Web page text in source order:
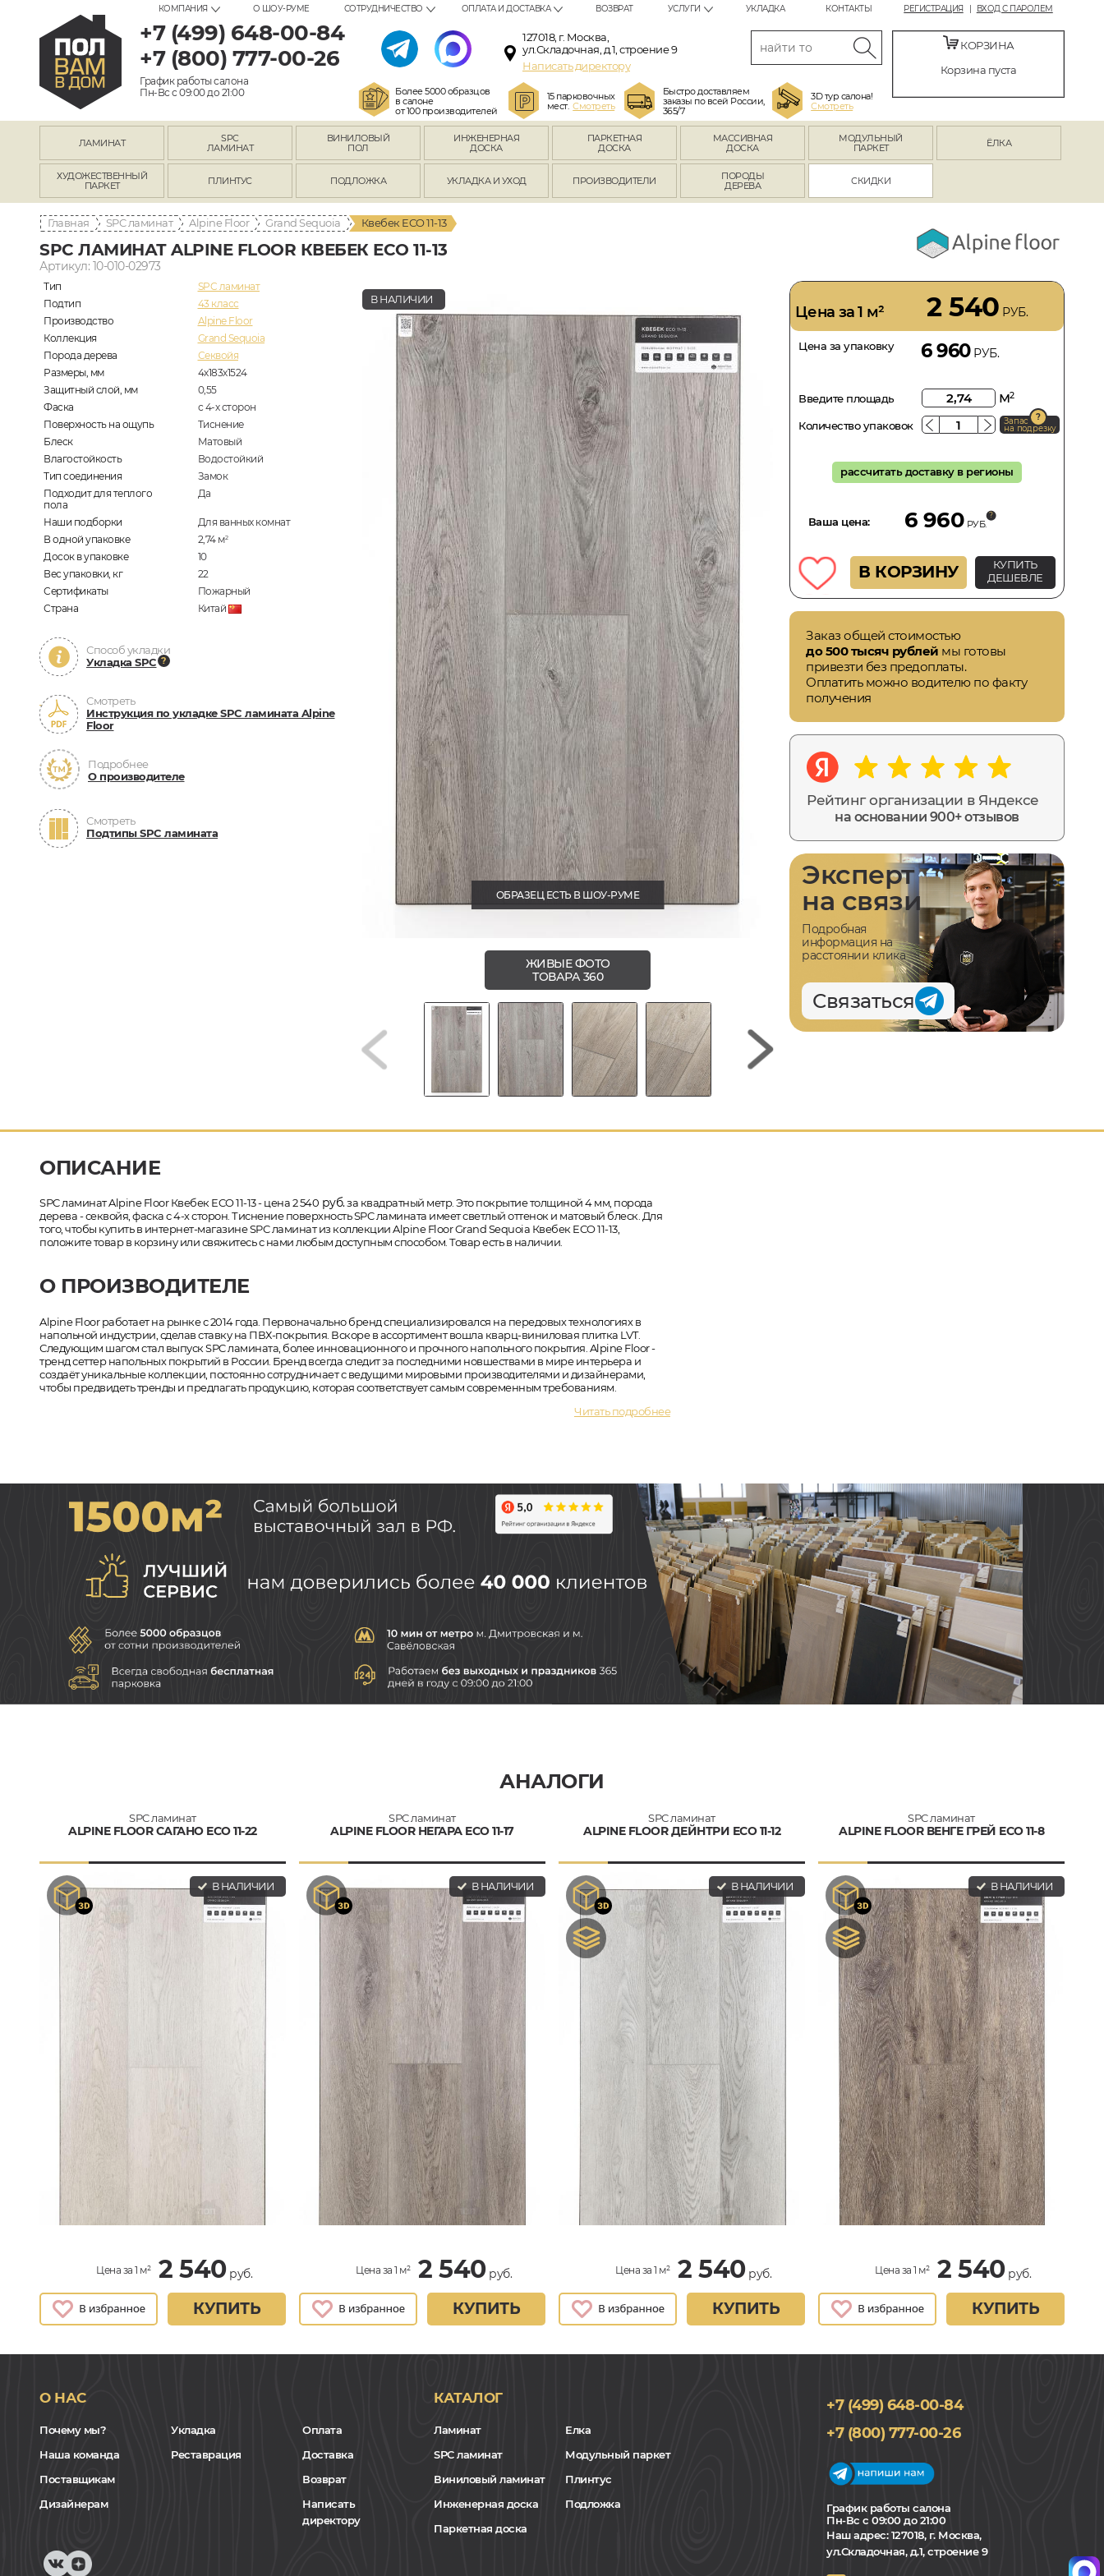
РЕГИСТРАЦИЯ ВХОД С ПАРОЛЕМ
КОМПАНИЯ О ШОУ-РУМЕ СОТРУДНИЧЕСТВО ОПЛАТА И ДОСТАВКА ВОЗВРАТ УСЛУГИ УКЛАДКА КОНТАКТЫ
+7 (499) 648-00-84
+7 (800) 777-00-26
График работы салона
Пн-Вс с 09:00 до 21:00
127018, г. Москва,
ул.Складочная, д.1, строение 9
Написать директору
Более 5000 образцов
в салоне
от 100 производителей
15 парковочных
мест.Смотреть
Быстро доставляем
заказы по всей России,
365/7
3D тур салона!
Смотреть
КОРЗИНА
Корзина пуста
ЛАМИНАТ
SPC
ЛАМИНАТ
ВИНИЛОВЫЙ
ПОЛ
ИНЖЕНЕРНАЯ
ДОСКА
ПАРКЕТНАЯ
ДОСКА
МАССИВНАЯ
ДОСКА
МОДУЛЬНЫЙ
ПАРКЕТ
ЁЛКА
ХУДОЖЕСТВЕННЫЙ
ПАРКЕТ
ПЛИНТУС ПОДЛОЖКА УКЛАДКА И УХОД ПРОИЗВОДИТЕЛИ
ПОРОДЫ
ДЕРЕВА
СКИДКИ
Главная SPC ламинат Alpine Floor Grand Sequoia Квебек ECO 11-13
SPC ЛАМИНАТ ALPINE FLOOR КВЕБЕК ECO 11-13
Артикул: 10-010-02973
Тип
SPC ламинат
Подтип
43 класс
Производство
Alpine Floor
Коллекция
Grand Sequoia
Порода дерева
Секвойя
Размеры, мм
4х183х1524
Защитный слой, мм
0,55
Фаска
с 4-х сторон
Поверхность на ощупь
Тиснение
Блеск
Матовый
Влагостойкость
Водостойкий
Тип соединения
Замок
Подходит для теплого
пола
Да
Наши подборки
Для ванных комнат
В одной упаковке
2,74 м2
Досок в упаковке
10
Вес упаковки, кг
22
Сертификаты
Пожарный
Страна
Китай
Способ укладки
Укладка SPC
Смотреть
Инструкция по укладке SPC ламината Alpine
Floor
Подробнее
О производителе
Смотреть
Подтипы SPC ламината
В НАЛИЧИИ
ОБРАЗЕЦ ЕСТЬ В ШОУ-РУМЕ
ЖИВЫЕ ФОТО
ТОВАРА 360
Цена за 1 м² 2 540 РУБ.
Цена за упаковку 6 960РУБ.
Введите площадь м2
Количество упаковок Запас
на подрезку
рассчитать доставку в регионы
Ваша цена: 6 960 РУБ.
В КОРЗИНУ
КУПИТЬ
ДЕШЕВЛЕ
Заказ общей стоимостью
до 500 тысяч рублей мы готовы
привезти без предоплаты.
Оплатить можно водителю по факту
получения
Рейтинг организации в Яндексе
на основании 900+ отзывов
Эксперт
на связи
Подробная
информация на
расстоянии клика
Связаться
ОПИСАНИЕ
SPC ламинат Alpine Floor Квебек ECO 11-13 - цена 2 540 руб.за квадратный метр. Это покрытие толщиной 4 мм, порода
дерева - секвойя, фаска с 4-х сторон. Тиснение поверхность SPC ламината имеет светлый оттенок и матовый блеск. Для
того, чтобы купить в интернет-магазине SPC ламинат из коллекции Alpine Floor Grand Sequoia Квебек ECO 11-13,
положите товар в корзину или свяжитесь с нами любым доступным способом. Товар есть в наличии.
О ПРОИЗВОДИТЕЛЕ
Alpine Floor работает на рынке с 2014 года. Первоначально бренд специализировался на передовых технологиях в
напольной индустрии, сделав ставку на ПВХ-покрытия. Вскоре в ассортимент вошла кварц-виниловая плитка LVT.
Следующим шагом стал выпуск SPC ламината, более инновационного и прочного напольного покрытия. Alpine Floor -
тренд сеттер напольных покрытий в России. Бренд всегда следит за последними новшествами в мире интерьера и
создаёт уникальные коллекции, постоянно сотрудничает с ведущими мировыми производителями и дизайнерами,
чтобы предвидеть тренды и предлагать продукцию, которая соответствует самым современным требованиям.
Читать подробнее
АНАЛОГИ
SPC ламинат
ALPINE FLOOR САГАНО ECO 11-22
В НАЛИЧИИ
Цена за 1 м² 2 540руб.
КУПИТЬ
SPC ламинат
ALPINE FLOOR НЕГАРА ECO 11-17
В НАЛИЧИИ
Цена за 1 м² 2 540руб.
КУПИТЬ
SPC ламинат
ALPINE FLOOR ДЕЙНТРИ ECO 11-12
В НАЛИЧИИ
Цена за 1 м² 2 540руб.
КУПИТЬ
SPC ламинат
ALPINE FLOOR ВЕНГЕ ГРЕЙ ECO 11-8
В НАЛИЧИИ
Цена за 1 м² 2 540руб.
КУПИТЬ
О НАС
Почему мы?
Наша команда
Поставщикам
Дизайнерам
Укладка
Реставрация
Оплата
Доставка
Возврат
Написать
директору
КАТАЛОГ
Ламинат
SPC ламинат
Виниловый ламинат
Инженерная доска
Паркетная доска
Елка
Модульный паркет
Плинтус
Подложка
+7 (499) 648-00-84
+7 (800) 777-00-26
График работы салона
Пн-Вс с 09:00 до 21:00
Наш адрес:127018, г. Москва,
ул.Складочная, д.1, строение 9